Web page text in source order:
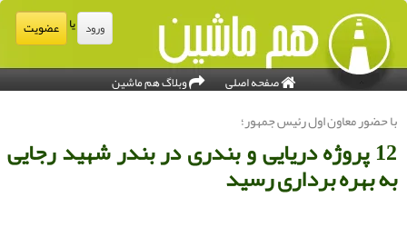
ورود عضویت
صفحه اصلی وبلاگ هم ماشین
با حضور معاون اول رئیس جمهور؛
12 پروژه دریایی و بندری در بندر شهید رجایی
به بهره برداری رسید